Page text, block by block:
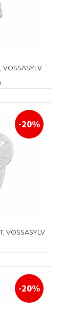
VOSSASYLV
Rabatt
VOSSASYLV
Rabatt
-20%
-20%